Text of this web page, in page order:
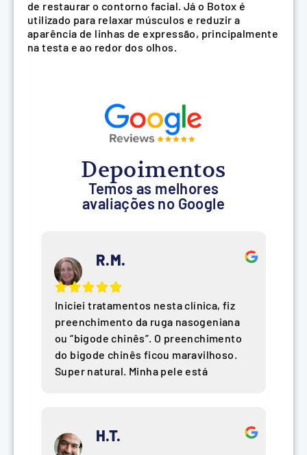
de restaurar o contorno facial. Já o Botox é
utilizado para relaxar músculos e reduzir a
aparência de linhas de expressão, principalmente
na testa e ao redor dos olhos.
Depoimentos
Temos as melhores
avaliações no Google
R.M.
Iniciei tratamentos nesta clínica, fiz
preenchimento da ruga nasogeniana
ou “bigode chinês”. O preenchimento
do bigode chinês ficou maravilhoso.
Super natural. Minha pele está
H.T.